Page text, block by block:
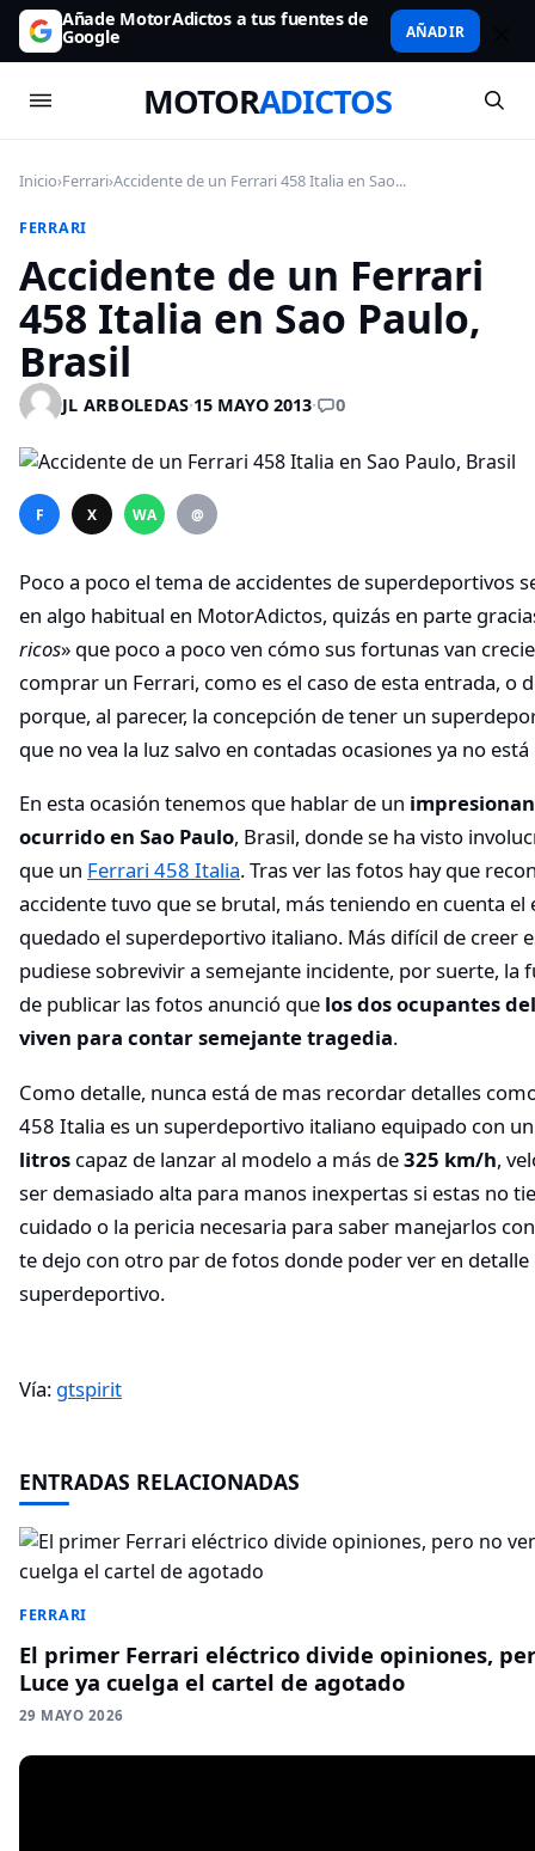
Añade MotorAdictos a tus fuentes de
Google AÑADIR
MOTORADICTOS
Inicio›Ferrari›Accidente de un Ferrari 458 Italia en Sao...
FERRARI
Accidente de un Ferrari
458 Italia en Sao Paulo,
Brasil
JL ARBOLEDAS·15 MAYO 2013· 0
F X WA @
Poco a poco el tema de accidentes de superdeportivos
en algo habitual en MotorAdictos, quizás en parte
ricos» que poco a poco ven cómo sus fortunas van
comprar un Ferrari, como es el caso de esta entrada, o
porque, al parecer, la concepción de tener un
que no vea la luz salvo en contadas ocasiones ya no
En esta ocasión tenemos que hablar de un
ocurrido en Sao Paulo, Brasil, donde se ha visto
que un Ferrari 458 Italia. Tras ver las fotos hay que
accidente tuvo que se brutal, más teniendo en cuenta el
quedado el superdeportivo italiano. Más difícil de creer
pudiese sobrevivir a semejante incidente, por suerte, la
de publicar las fotos anunció que los dos ocupantes
viven para contar semejante tragedia.
Como detalle, nunca está de mas recordar detalles
458 Italia es un superdeportivo italiano equipado con
litros capaz de lanzar al modelo a más de325 km/h,
ser demasiado alta para manos inexpertas si estas no
cuidado o la pericia necesaria para saber manejarlos
te dejo con otro par de fotos donde poder ver en detalle
superdeportivo.
Vía: gtspirit
ENTRADAS RELACIONADAS
FERRARI
El primer Ferrari eléctrico divide opiniones,
Luce ya cuelga el cartel de agotado
29 MAYO 2026